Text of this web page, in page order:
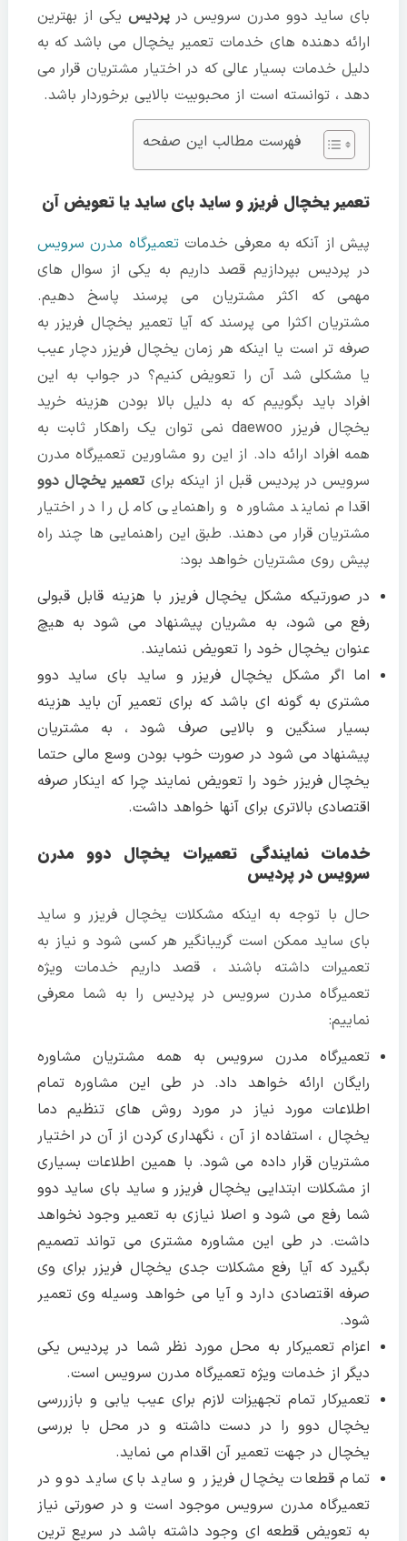
بای ساید دوو مدرن سرویس درپردیس یکی از بهترین
ارائه دهنده های خدمات تعمیر یخچال می باشد که به
دلیل خدمات بسیار عالی که در اختیار مشتریان قرار می
دهد ، توانسته است از محبوبیت بالایی برخوردار باشد.
فهرست مطالب این صفحه
تعمیر یخچال فریزر و ساید بای ساید یا تعویض آن
پیش از آنکه به معرفی خدماتتعمیرگاه مدرن سرویس
در پردیس بپردازیم قصد داریم به یکی از سوال های
مهمی که اکثر مشتریان می پرسند پاسخ دهیم.
مشتریان اکثرا می پرسند که آیا تعمیر یخچال فریزر به
صرفه تر است یا اینکه هر زمان یخچال فریزر دچار عیب
یا مشکلی شد آن را تعویض کنیم؟ در جواب به این
افراد باید بگوییم که به دلیل بالا بودن هزینه خرید
یخچال فریزر daewoo نمی توان یک راهکار ثابت به
همه افراد ارائه داد. از این رو مشاورین تعمیرگاه مدرن
سرویس در پردیس قبل از اینکه برای تعمیر یخچال دوو
اقدام نمایند مشاوره و راهنمایی کامل را در اختیار
مشتریان قرار می دهند. طبق این راهنمایی ها چند راه
پیش روی مشتریان خواهد بود:
در صورتیکه مشکل یخچال فریزر با هزینه قابل قبولی
رفع می شود، به مشریان پیشنهاد می شود به هیچ
عنوان یخچال خود را تعویض ننمایند.
اما اگر مشکل یخچال فریزر و ساید بای ساید دوو
مشتری به گونه ای باشد که برای تعمیر آن باید هزینه
بسیار سنگین و بالایی صرف شود ، به مشتریان
پیشنهاد می شود در صورت خوب بودن وسع مالی حتما
یخچال فریزر خود را تعویض نمایند چرا که اینکار صرفه
اقتصادی بالاتری برای آنها خواهد داشت.
خدمات نمایندگی تعمیرات یخچال دوو مدرن
سرویس در پردیس
حال با توجه به اینکه مشکلات یخچال فریزر و ساید
بای ساید ممکن است گریبانگیر هر کسی شود و نیاز به
تعمیرات داشته باشند ، قصد داریم خدمات ویژه
تعمیرگاه مدرن سرویس در پردیس را به شما معرفی
نماییم:
تعمیرگاه مدرن سرویس به همه مشتریان مشاوره
رایگان ارائه خواهد داد. در طی این مشاوره تمام
اطلاعات مورد نیاز در مورد روش های تنظیم دما
یخچال ، استفاده از آن ، نگهداری کردن از آن در اختیار
مشتریان قرار داده می شود. با همین اطلاعات بسیاری
از مشکلات ابتدایی یخچال فریزر و ساید بای ساید دوو
شما رفع می شود و اصلا نیازی به تعمیر وجود نخواهد
داشت. در طی این مشاوره مشتری می تواند تصمیم
بگیرد که آیا رفع مشکلات جدی یخچال فریزر برای وی
صرفه اقتصادی دارد و آیا می خواهد وسیله وی تعمیر
شود.
اعزام تعمیرکار به محل مورد نظر شما در پردیس یکی
دیگر از خدمات ویژه تعمیرگاه مدرن سرویس است.
تعمیرکار تمام تجهیزات لازم برای عیب یابی و بازررسی
یخچال دوو را در دست داشته و در محل با بررسی
یخچال در جهت تعمیر آن اقدام می نماید.
تمام قطعات یخچال فریزر و ساید بای ساید دوو در
تعمیرگاه مدرن سرویس موجود است و در صورتی نیاز
به تعویض قطعه ای وجود داشته باشد در سریع ترین